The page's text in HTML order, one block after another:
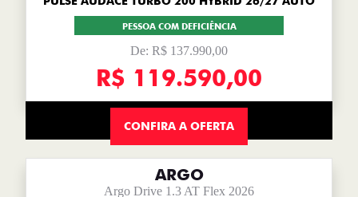
PESSOA COM DEFICIÊNCIA
De: R$ 137.990,00
R$ 119.590,00
CONFIRA A OFERTA
ARGO
Argo Drive 1.3 AT Flex 2026